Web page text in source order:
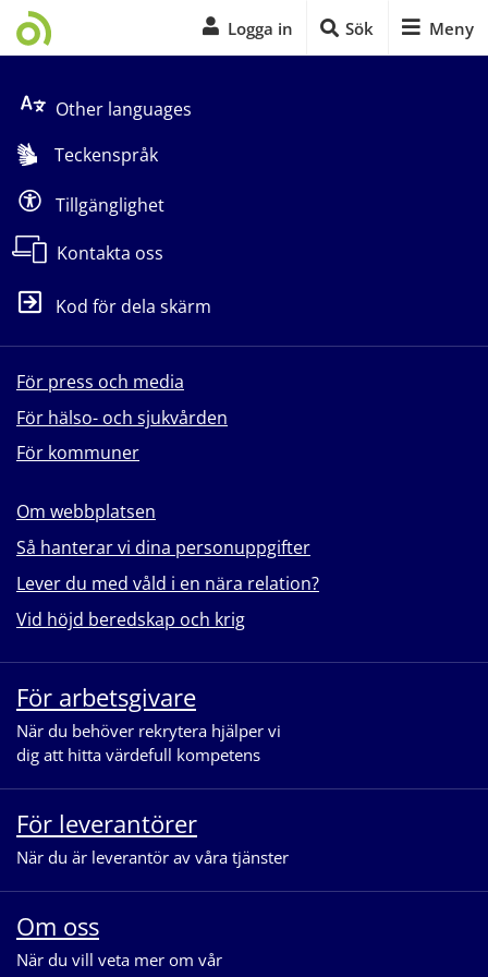
Logga in Sök Meny
Other languages
Teckenspråk
Tillgänglighet
Kontakta oss
Kod för dela skärm
För press och media
För hälso- och sjukvården
För kommuner
Om webbplatsen
Så hanterar vi dina personuppgifter
Lever du med våld i en nära relation?
Vid höjd beredskap och krig
För arbetsgivare
När du behöver rekrytera hjälper vi
dig att hitta värdefull kompetens
För leverantörer
När du är leverantör av våra tjänster
Om oss
När du vill veta mer om vår